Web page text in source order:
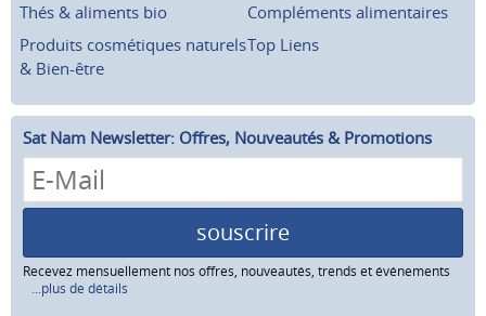
Thés & aliments bio
Compléments alimentaires
Produits cosmétiques naturels
& Bien-être
Top Liens
Sat Nam Newsletter: Offres, Nouveautés & Promotions
souscrire
Recevez mensuellement nos offres, nouveautés, trends et événements
...plus de détails